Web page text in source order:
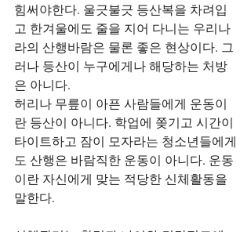
힘써야한다. 울긋불긋 등산복을 차려입
고 한겨울에도 줄을 지어 다니는 우리나
라의 산행바람은 물론 좋은 현상이다. 그
러나 등산이 누구에게나 해당하는 처방
은 아니다.
허리나 무릎이 아픈 사람들에게 운동이
란 등산이 아니다. 학업에 쫒기고 시간이
타이트하고 잠이 모자라는 청소년들에게
도 산행은 바람직한 운동이 아니다. 운동
이란 자신에게 맞는 적당한 신체활동을
말한다.